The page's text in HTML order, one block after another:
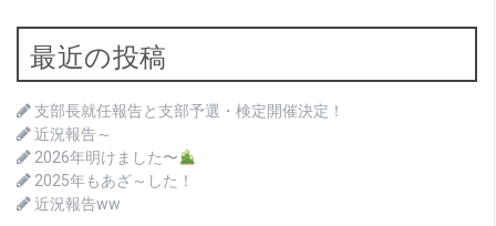
ビ
ゲ
ー
シ
ョ
最近の投稿
支部長就任報告と支部予選・検定開催決定！
近況報告～
2026年明けました〜
2025年もあざ～した！
近況報告ww